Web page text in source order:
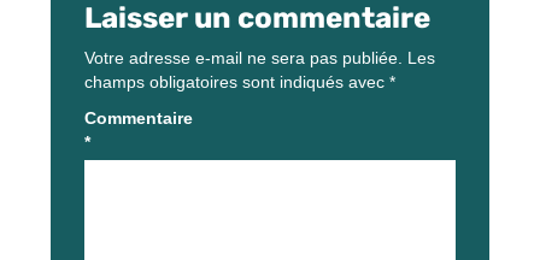
Laisser un commentaire
Votre adresse e-mail ne sera pas publiée. Les
champs obligatoires sont indiqués avec *
Commentaire
*